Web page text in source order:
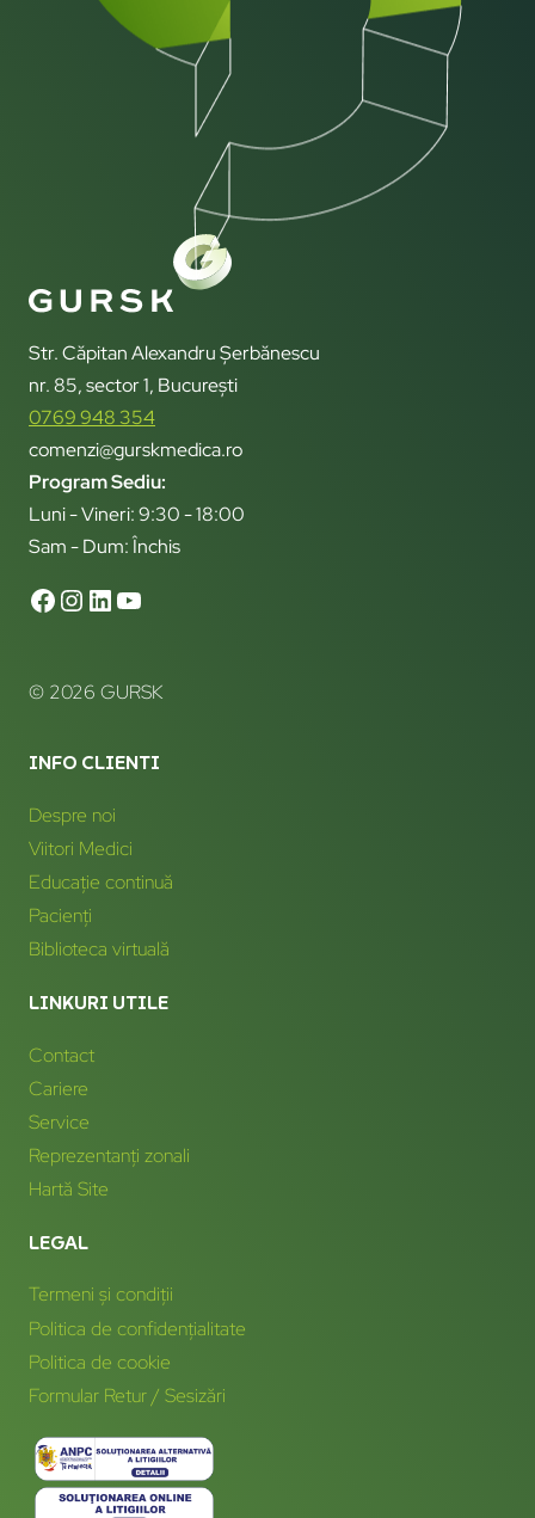
Str. Căpitan Alexandru Șerbănescu
nr. 85, sector 1, București
0769 948 354
comenzi@gurskmedica.ro
Program Sediu:
Luni - Vineri: 9:30 - 18:00
Sam - Dum: Închis
© 2026 GURSK
INFO CLIENTI
Despre noi
Viitori Medici
Educație continuă
Pacienți
Biblioteca virtuală
LINKURI UTILE
Contact
Cariere
Service
Reprezentanți zonali
Hartă Site
LEGAL
Termeni și condiții
Politica de confidențialitate
Politica de cookie
Formular Retur / Sesizări